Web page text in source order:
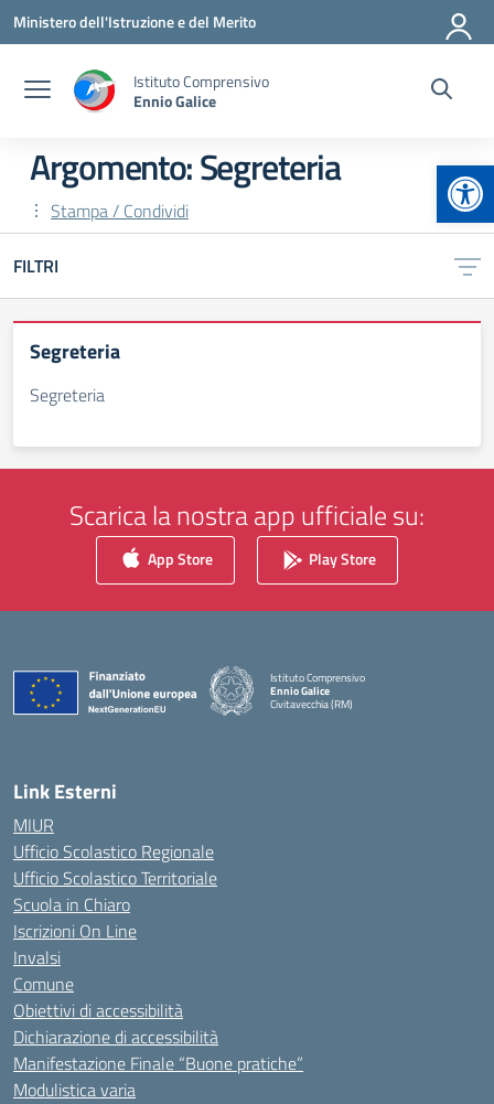
Vai ai contenuti
Vai al menu di navigazione
Vai al footer
Ministero dell'Istruzione e del Merito
Istituto Comprensivo
Ennio Galice
Argomento: Segreteria
Stampa / Condividi
FILTRI
Segreteria
Segreteria
Scarica la nostra app ufficiale su:
App Store Play Store
Istituto Comprensivo
Ennio Galice
Civitavecchia (RM)
Link Esterni
MIUR
Ufficio Scolastico Regionale
Ufficio Scolastico Territoriale
Scuola in Chiaro
Iscrizioni On Line
Invalsi
Comune
Obiettivi di accessibilità
Dichiarazione di accessibilità
Manifestazione Finale “Buone pratiche”
Modulistica varia